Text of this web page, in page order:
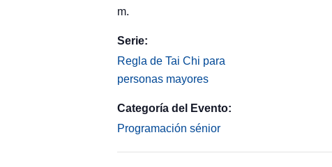
m.
Serie:
Regla de Tai Chi para
personas mayores
Categoría del Evento:
Programación sénior